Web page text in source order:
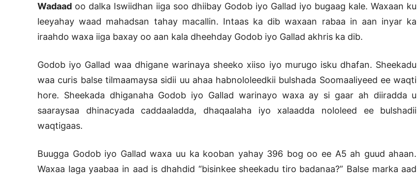
Wadaad oo dalka Iswiidhan iiga soo dhiibay Godob iyo Gallad iyo bugaag kale. Waxaan ku
leeyahay waad mahadsan tahay macallin. Intaas ka dib waxaan rabaa in aan inyar ka
iraahdo waxa iiga baxay oo aan kala dheehday Godob iyo Gallad akhris ka dib.
Godob iyo Gallad waa dhigane warinaya sheeko xiiso iyo murugo isku dhafan. Sheekadu
waa curis balse tilmaamaysa sidii uu ahaa habnololeedkii bulshada Soomaaliyeed ee waqti
hore. Sheekada dhiganaha Godob iyo Gallad warinayo waxa ay si gaar ah diiradda u
saaraysaa dhinacyada caddaaladda, dhaqaalaha iyo xalaadda nololeed ee bulshadii
waqtigaas.
Buugga Godob iyo Gallad waxa uu ka kooban yahay 396 bog oo ee A5 ah guud ahaan.
Waxaa laga yaabaa in aad is dhahdid “bisinkee sheekadu tiro badanaa?” Balse marka aad